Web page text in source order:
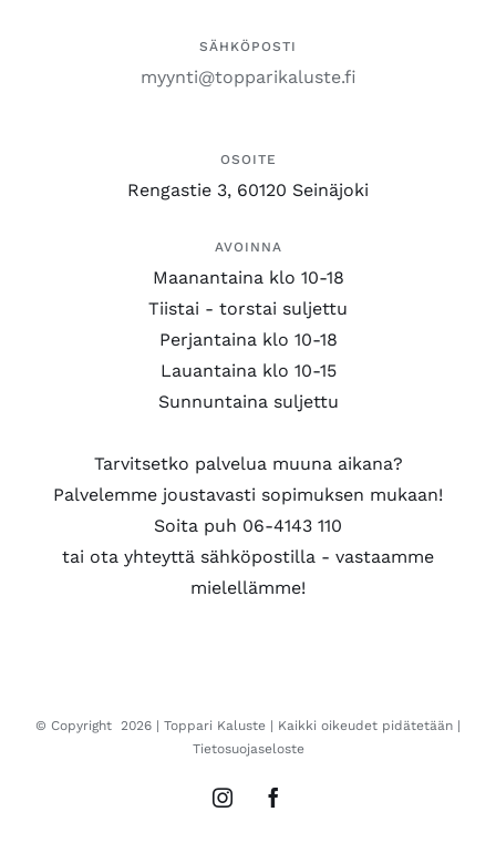
SÄHKÖPOSTI
myynti@topparikaluste.fi
OSOITE
Rengastie 3, 60120 Seinäjoki
AVOINNA
Maanantaina klo 10-18
Tiistai - torstai suljettu
Perjantaina klo 10-18
Lauantaina klo 10-15
Sunnuntaina suljettu
Tarvitsetko palvelua muuna aikana?
Palvelemme joustavasti sopimuksen mukaan!
Soita puh 06-4143 110
tai ota yhteyttä sähköpostilla - vastaamme
mielellämme!
© Copyright 2026 | Toppari Kaluste | Kaikki oikeudet pidätetään |
Tietosuojaseloste
Instagram